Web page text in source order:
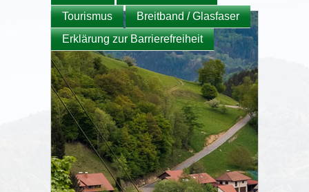
Tourismus
Breitband / Glasfaser
Erklärung zur Barrierefreiheit